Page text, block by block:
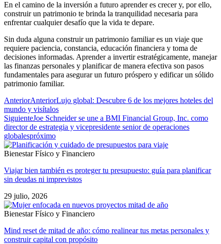
En el camino de la inversión a futuro aprender es crecer y, por ello,
construir un patrimonio te brinda la tranquilidad necesaria para
enfrentar cualquier desafío que la vida te depare.
Sin duda alguna construir un patrimonio familiar es un viaje que
requiere paciencia, constancia, educación financiera y toma de
decisiones informadas. Aprender a invertir estratégicamente, manejar
las finanzas personales y planificar de manera efectiva son pasos
fundamentales para asegurar un futuro próspero y edificar un sólido
patrimonio familiar.
AnteriorAnteriorLujo global: Descubre 6 de los mejores hoteles del
mundo y visítalos
SiguienteJoe Schneider se une a BMI Financial Group, Inc. como
director de estrategia y vicepresidente senior de operaciones
globalespróximo
Bienestar Físico y Financiero
Viajar bien también es proteger tu presupuesto: guía para planificar
sin deudas ni imprevistos
29 julio, 2026
Bienestar Físico y Financiero
Mind reset de mitad de año: cómo realinear tus metas personales y
construir capital con propósito